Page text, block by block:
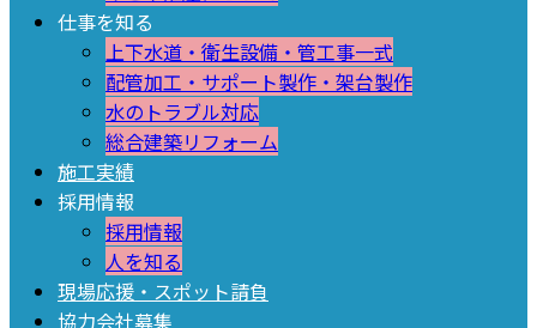
仕事を知る
上下水道・衛生設備・管工事一式
配管加工・サポート製作・架台製作
水のトラブル対応
総合建築リフォーム
施工実績
採用情報
採用情報
人を知る
現場応援・スポット請負
協力会社募集